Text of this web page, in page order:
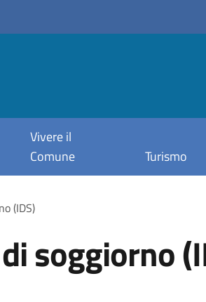
Vivere il
Comune
Turismo
(IDS)
soggiorno